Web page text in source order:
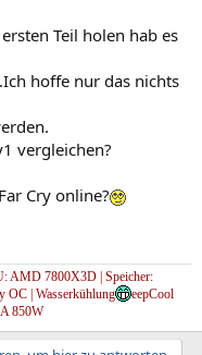
Teil holen hab es
hoffe nur das nichts
vergleichen?
Cry online?
AMD 7800X3D | Speicher:
OC | Wasserkühlung
eepCool
850W